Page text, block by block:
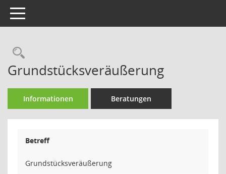
Toggle navigation
Rechercheauswahl
Grundstücksveräußerung
Informationen Beratungen
Betreff
Grundstücksveräußerung